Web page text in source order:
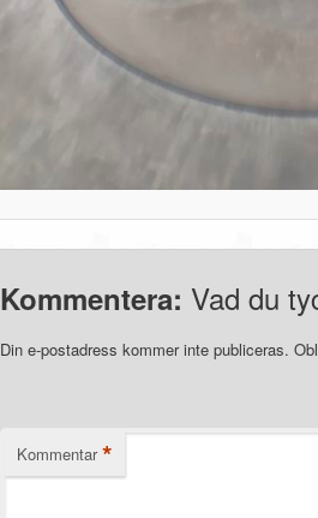
Kommentera: Vad du
Din e-postadress kommer inte publiceras.
Kommentar *